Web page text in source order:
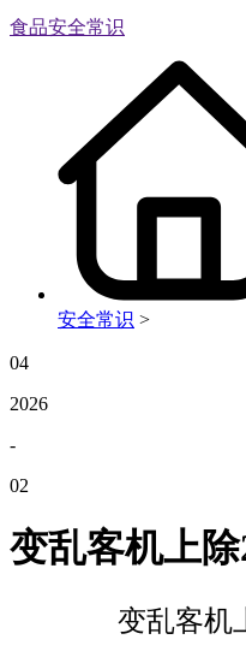
食品安全常识
安全常识 >
04
2026
-
02
变乱客机上
变乱客机